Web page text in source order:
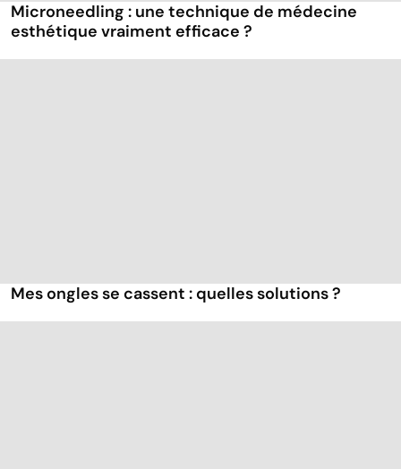
Microneedling : une technique de médecine
esthétique vraiment efficace ?
Mes ongles se cassent : quelles solutions ?